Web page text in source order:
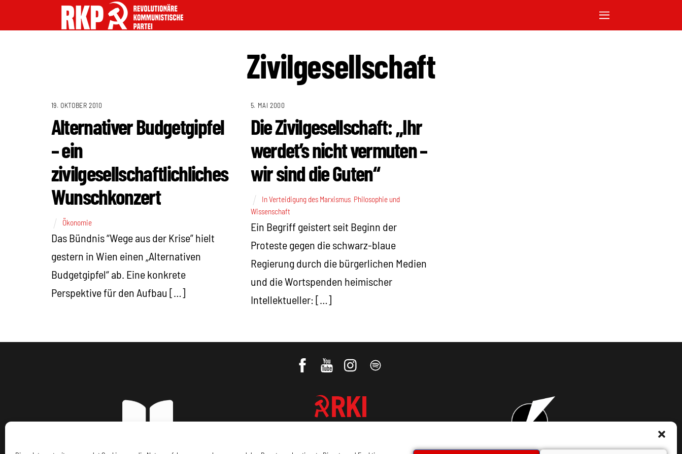
Zivilgesellschaft
19. OKTOBER 2010
Alternativer Budgetgipfel
– ein
zivilgesellschaftlichliches
Wunschkonzert
Ökonomie
Das Bündnis “Wege aus der Krise” hielt
gestern in Wien einen „Alternativen
Budgetgipfel“ ab. Eine konkrete
Perspektive für den Aufbau […]
5. MAI 2000
Die Zivilgesellschaft: „Ihr
werdet’s nicht vermuten –
wir sind die Guten“
In Verteidigung des Marxismus, Philosophie und
Wissenschaft
Ein Begriff geistert seit Beginn der
Proteste gegen die schwarz-blaue
Regierung durch die bürgerlichen Medien
und die Wortspenden heimischer
Intellektueller: […]